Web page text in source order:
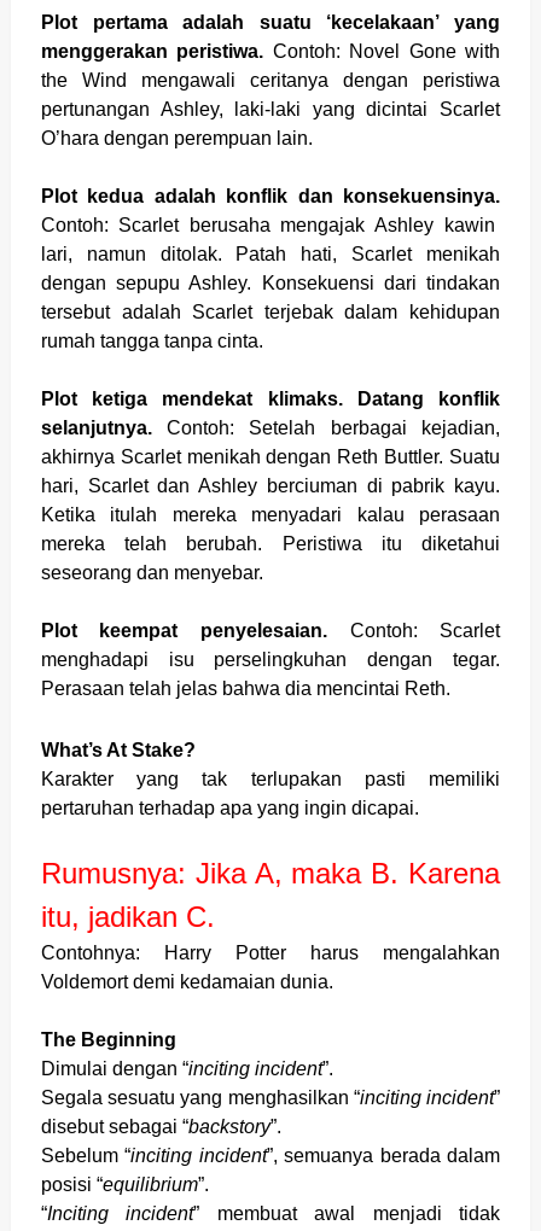
Plot pertama adalah suatu ‘kecelakaan’ yang
menggerakan peristiwa. Contoh: Novel Gone with
the Wind mengawali ceritanya dengan peristiwa
pertunangan Ashley, laki-laki yang dicintai Scarlet
O’hara dengan perempuan lain.
Plot kedua adalah konflik dan konsekuensinya.
Contoh: Scarlet berusaha mengajak Ashley kawin
lari, namun ditolak. Patah hati, Scarlet menikah
dengan sepupu Ashley. Konsekuensi dari tindakan
tersebut adalah Scarlet terjebak dalam kehidupan
rumah tangga tanpa cinta.
Plot ketiga mendekat klimaks. Datang konflik
selanjutnya.Contoh: Setelah berbagai kejadian,
akhirnya Scarlet menikah dengan Reth Buttler. Suatu
hari, Scarlet dan Ashley berciuman di pabrik kayu.
Ketika itulah mereka menyadari kalau perasaan
mereka telah berubah. Peristiwa itu diketahui
seseorang dan menyebar.
Plot keempat penyelesaian. Contoh: Scarlet
menghadapi isu perselingkuhan dengan tegar.
Perasaan telah jelas bahwa dia mencintai Reth.
What’s At Stake?
Karakter yang tak terlupakan pasti memiliki
pertaruhan terhadap apa yang ingin dicapai.
Rumusnya: Jika A, maka B. Karena
itu, jadikan C.
Contohnya: Harry Potter harus mengalahkan
Voldemort demi kedamaian dunia.
The Beginning
Dimulai dengan “inciting incident”.
Segala sesuatu yang menghasilkan “inciting incident”
disebut sebagai “backstory”.
Sebelum “inciting incident”, semuanya berada dalam
posisi “equilibrium”.
“Inciting incident” membuat awal menjadi tidak